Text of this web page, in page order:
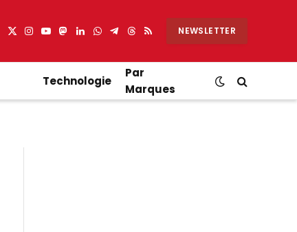
X
Instagram
YouTube
Mastodon
LinkedIn
WhatsApp
Partager
Telegram
Threads
RSS NEWSLETTER
Technologie
Par
Marques